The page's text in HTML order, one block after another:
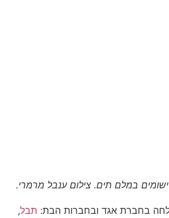
במלם תים. צילום ענבל מרמרי.
בחברת אגד ובחברות הבת: תבל,